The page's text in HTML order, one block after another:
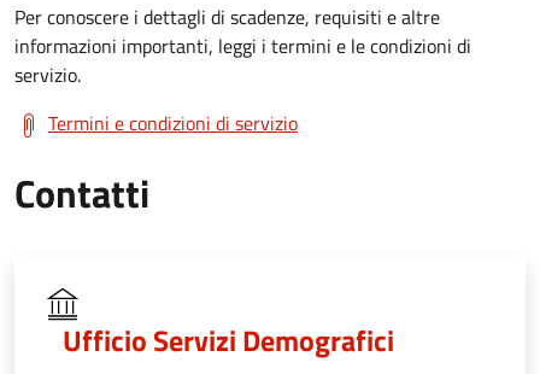
Per conoscere i dettagli di scadenze, requisiti e altre
informazioni importanti, leggi i termini e le condizioni di
servizio.
Termini e condizioni di servizio
Contatti
Ufficio Servizi Demografici